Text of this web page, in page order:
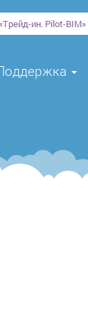
ин. Pilot-BIM»